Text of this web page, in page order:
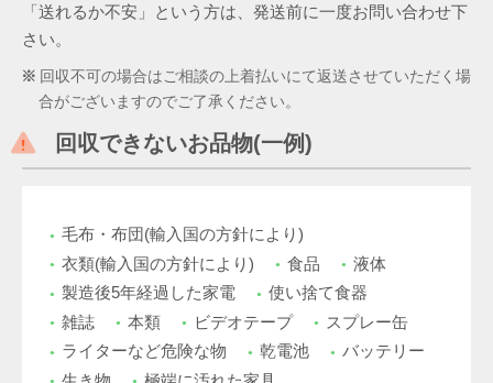
「送れるか不安」という方は、発送前に一度お問い合わせ下
さい。
回収不可の場合はご相談の上着払いにて返送させていただく場
合がございますのでご了承ください。
回収できないお品物(一例)
毛布・布団(輸入国の方針により)
衣類(輸入国の方針により)
食品
液体
製造後5年経過した家電
使い捨て食器
雑誌
本類 ビデオテープ
スプレー缶
ライターなど危険な物
乾電池
バッテリー